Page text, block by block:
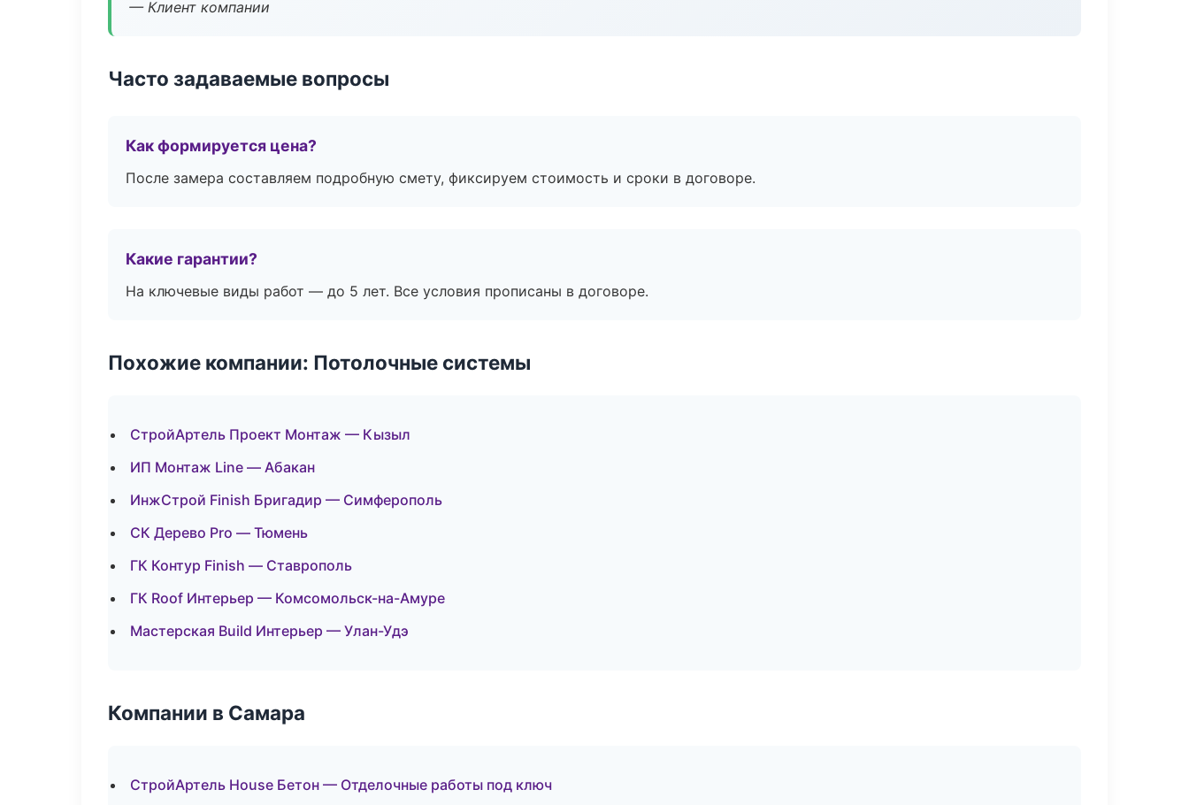
— Клиент компании
Часто задаваемые вопросы
Как формируется цена?
После замера составляем подробную смету, фиксируем стоимость и сроки в договоре.
Какие гарантии?
На ключевые виды работ — до 5 лет. Все условия прописаны в договоре.
Похожие компании: Потолочные системы
СтройАртель Проект Монтаж — Кызыл
ИП Монтаж Line — Абакан
ИнжСтрой Finish Бригадир — Симферополь
СК Дерево Pro — Тюмень
ГК Контур Finish — Ставрополь
ГК Roof Интерьер — Комсомольск-на-Амуре
Мастерская Build Интерьер — Улан-Удэ
Компании в Самара
СтройАртель House Бетон — Отделочные работы под ключ